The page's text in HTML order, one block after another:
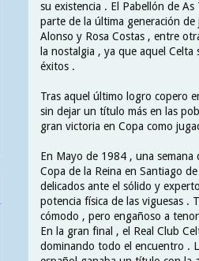
su existencia . El Pabellón de
parte de la última generación
Alonso y Rosa Costas , entre
la nostalgia , ya que aquel Celta
éxitos .
Tras aquel último logro copero
sin dejar un título más en las
gran victoria en Copa como
En Mayo de 1984 , una semana
Copa de la Reina en Santiago
delicados ante el sólido y
potencia física de las viguesas .
cómodo , pero engañoso a
En la gran final , el Real Club
dominando todo el encuentro .